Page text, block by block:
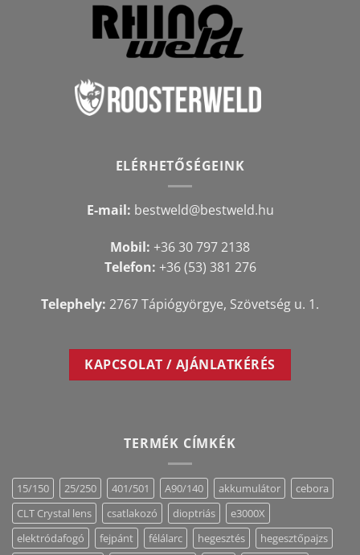
ELÉRHETŐSÉGEINK
E-mail: bestweld@bestweld.hu
Mobil: +36 30 797 2138
Telefon: +36 (53) 381 276
Telephely: 2767 Tápiógyörgye, Szövetség u. 1.
KAPCSOLAT / AJÁNLATKÉRÉS
TERMÉK CÍMKÉK
15/150 25/250 401/501 A90/140 akkumulátor
cebora
CLT Crystal lens
csatlakozó dioptriás
e3000X
elektródafogó
fejpánt félálarc hegesztés
hegesztőpajzs